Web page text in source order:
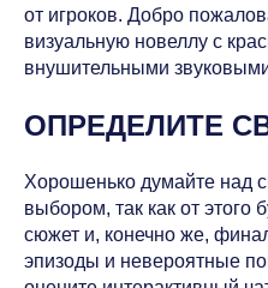
от игроков. Добро
визуальную новеллу с
внушительными
ОПРЕДЕЛИТЕ
Хорошенько думайте над
выбором, так как от этого
сюжет и, конечно же,
эпизоды и невероятные